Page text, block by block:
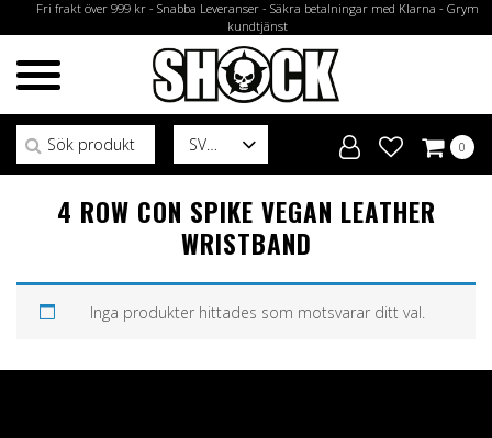
Fri frakt över 999 kr - Snabba Leveranser - Säkra betalningar med Klarna - Grym
kundtjänst
SV
Sök efter:
0
4 ROW CON SPIKE VEGAN LEATHER
WRISTBAND
Inga produkter hittades som motsvarar ditt val.